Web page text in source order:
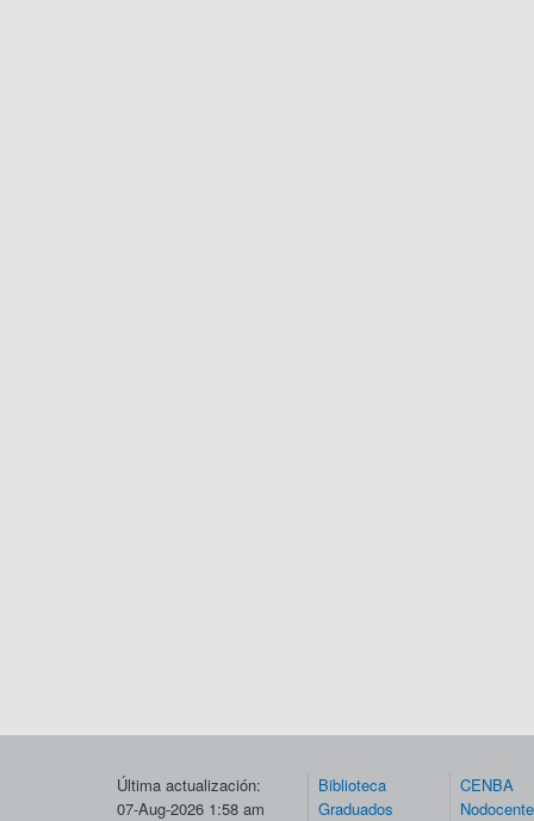
Última actualización:
07-Aug-2026 1:58 am
Biblioteca
Graduados
CENBA